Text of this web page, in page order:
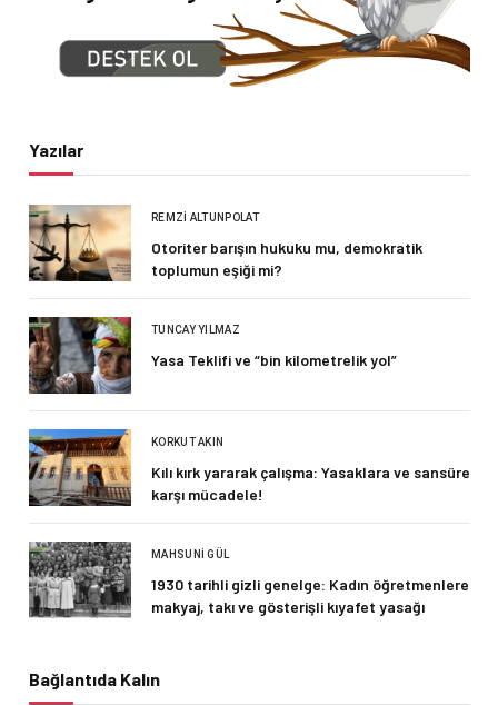
Yazılar
REMZI ALTUNPOLAT
Otoriter barışın hukuku mu, demokratik
toplumun eşiği mi?
TUNCAY YILMAZ
Yasa Teklifi ve “bin kilometrelik yol”
KORKUT AKIN
Kılı kırk yararak çalışma: Yasaklara ve sansüre
karşı mücadele!
MAHSUNI GÜL
1930 tarihli gizli genelge: Kadın öğretmenlere
makyaj, takı ve gösterişli kıyafet yasağı
Bağlantıda Kalın